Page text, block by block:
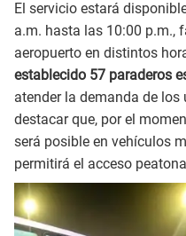
El servicio estará
a.m. hasta las 10:00 p.m.,
aeropuerto en distintos
establecido 57 paraderos
atender la demanda de
destacar que, por el
será posible en vehículos
permitirá el acceso